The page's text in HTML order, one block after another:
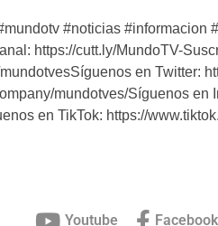
#noticias #informacion
https://cutt.ly/MundoTV-
en Twitter:
mundotves/Síguenos en
en TikTok: https://
Youtube Facebook